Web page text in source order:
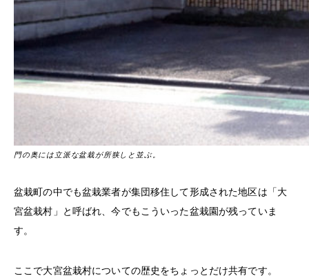
門の奥には立派な盆栽が所狭しと並ぶ。
盆栽町の中でも盆栽業者が集団移住して形成された地区は「大
宮盆栽村」と呼ばれ、今でもこういった盆栽園が残っていま
す。
ここで大宮盆栽村についての歴史をちょっとだけ共有です。